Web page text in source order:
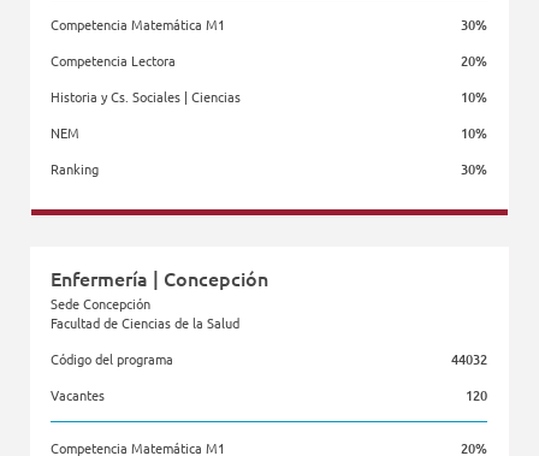
Competencia Matemática M1 30%
Competencia Lectora 20%
Historia y Cs. Sociales | Ciencias 10%
NEM 10%
Ranking 30%
Facultad de Economía y Negocios
Enfermería | Concepción
Sede Concepción
Facultad de Ciencias de la Salud
Código del programa
44032
Vacantes 120
Competencia Matemática M1 20%